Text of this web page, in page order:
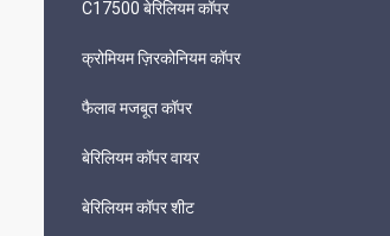
C17500 बेरिलियम कॉपर
क्रोमियम ज़िरकोनियम कॉपर
फैलाव मजबूत कॉपर
बेरिलियम कॉपर वायर
बेरिलियम कॉपर शीट